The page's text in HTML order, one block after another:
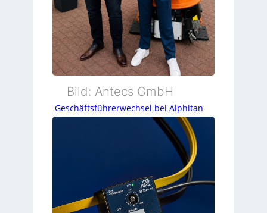
Bild: Antecs GmbH
Geschäftsführerwechsel bei Alphitan